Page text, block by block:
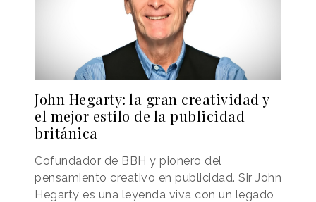
John Hegarty: la gran creatividad y
el mejor estilo de la publicidad
británica
Cofundador de BBH y pionero del
pensamiento creativo en publicidad. Sir John
Hegarty es una leyenda viva con un legado